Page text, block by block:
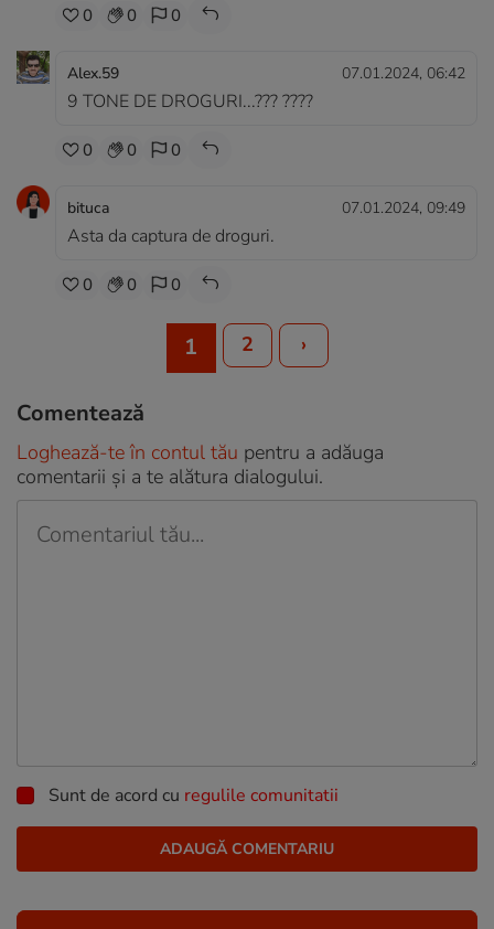
0 0 0
Alex.59 07.01.2024, 06:42
9 TONE DE DROGURI...??? ????
0 0 0
bituca 07.01.2024, 09:49
Asta da captura de droguri.
0 0 0
1 2 ›
Comentează
Loghează-te în contul tău pentru a adăuga
comentarii și a te alătura dialogului.
Sunt de acord cu regulile comunitatii